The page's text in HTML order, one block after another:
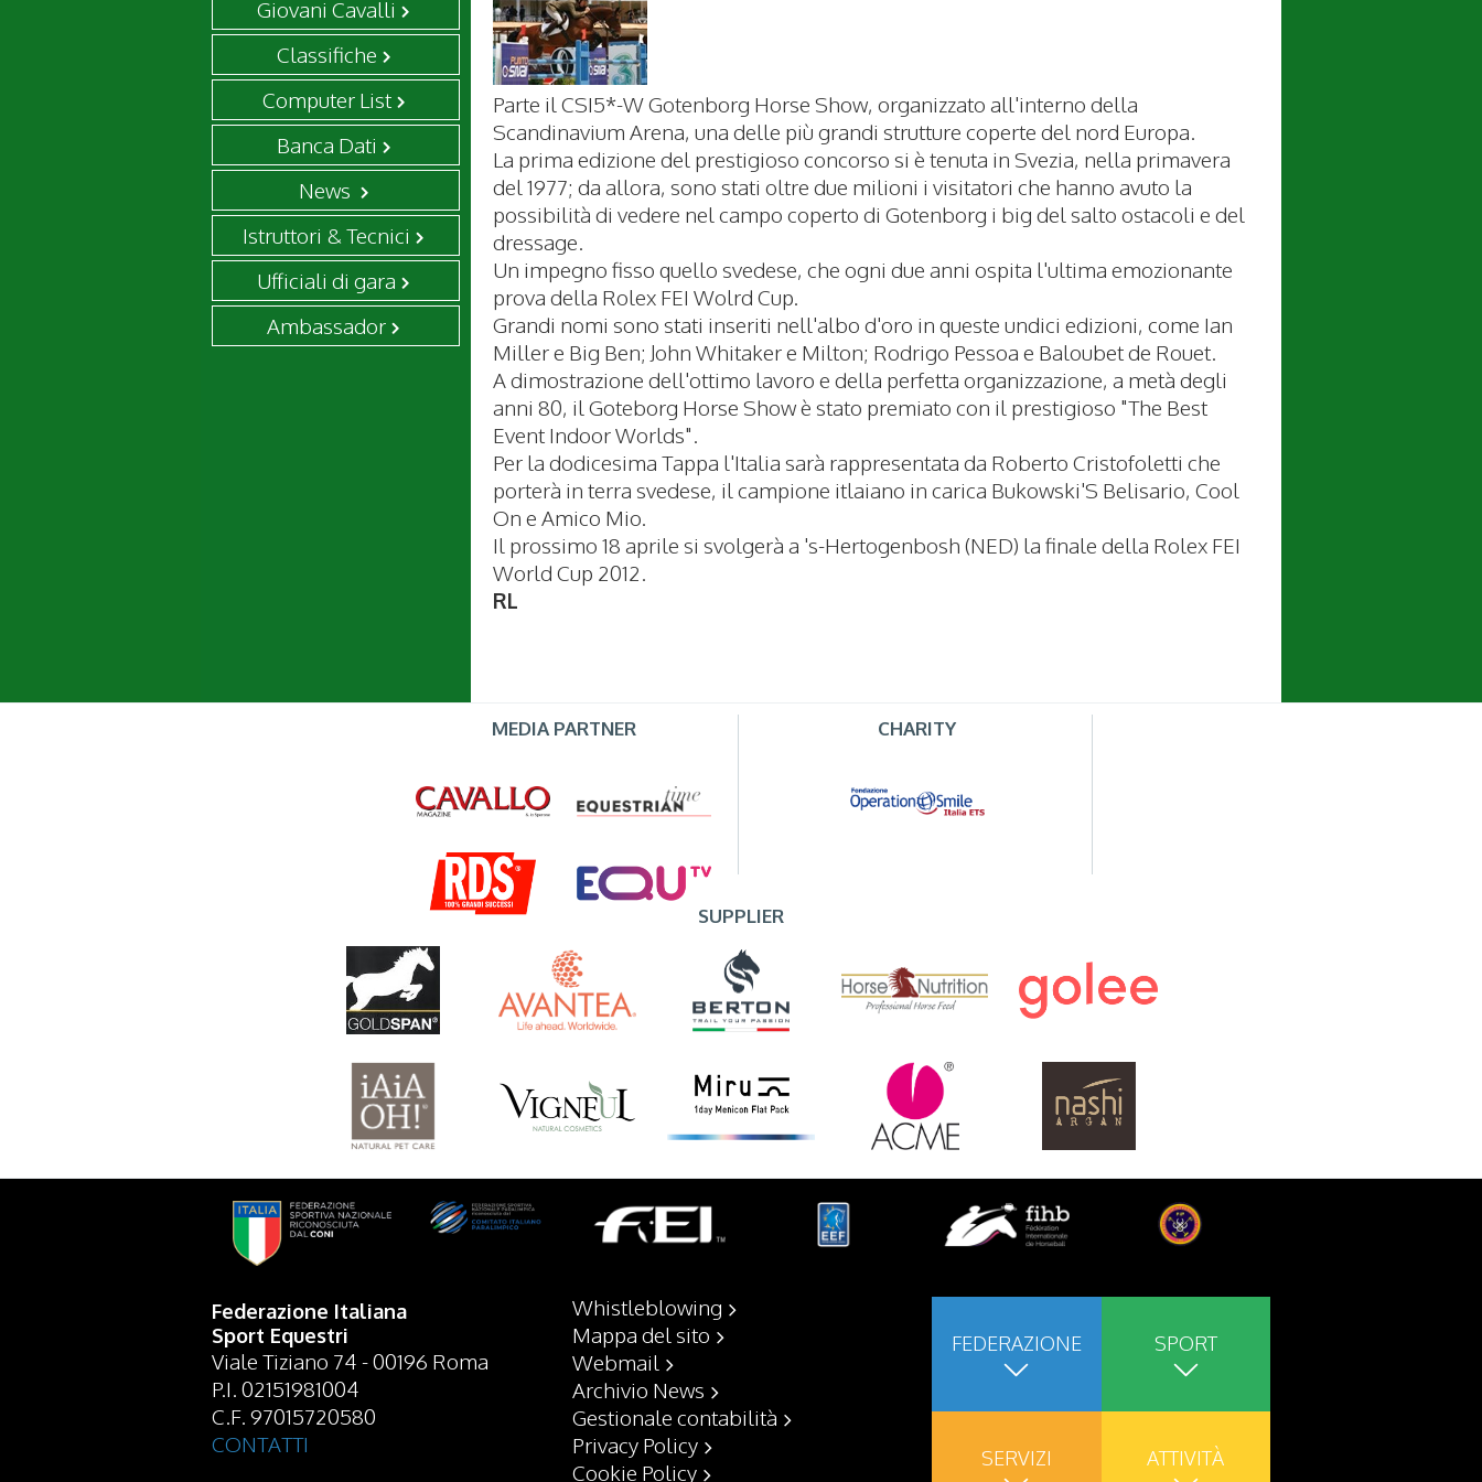
Giovani Cavalli
Classifiche
Computer List
Banca Dati
News
Istruttori & Tecnici
Ufficiali di gara
Ambassador
Parte il CSI5*-W Gotenborg Horse Show, organizzato all'interno della
Scandinavium Arena, una delle più grandi strutture coperte del nord Europa.
La prima edizione del prestigioso concorso si è tenuta in Svezia, nella primavera
del 1977; da allora, sono stati oltre due milioni i visitatori che hanno avuto la
possibilità di vedere nel campo coperto di Gotenborg i big del salto ostacoli e del
dressage.
Un impegno fisso quello svedese, che ogni due anni ospita l'ultima emozionante
prova della Rolex FEI Wolrd Cup.
Grandi nomi sono stati inseriti nell'albo d'oro in queste undici edizioni, come Ian
Miller e Big Ben; John Whitaker e Milton; Rodrigo Pessoa e Baloubet de Rouet.
A dimostrazione dell'ottimo lavoro e della perfetta organizzazione, a metà degli
anni 80, il Goteborg Horse Show è stato premiato con il prestigioso "The Best
Event Indoor Worlds".
Per la dodicesima Tappa l'Italia sarà rappresentata da Roberto Cristofoletti che
porterà in terra svedese, il campione itlaiano in carica Bukowski'S Belisario, Cool
On e Amico Mio.
Il prossimo 18 aprile si svolgerà a 's-Hertogenbosh (NED) la finale della Rolex FEI
World Cup 2012.
RL
MEDIA PARTNER CHARITY
SUPPLIER
Federazione Italiana
Sport Equestri
Viale Tiziano 74 - 00196 Roma
P.I. 02151981004
C.F. 97015720580
CONTATTI
Whistleblowing
Mappa del sito
Webmail
Archivio News
Gestionale contabilità
Privacy Policy
Cookie Policy
FEDERAZIONE SPORT
SERVIZI ATTIVITÀ